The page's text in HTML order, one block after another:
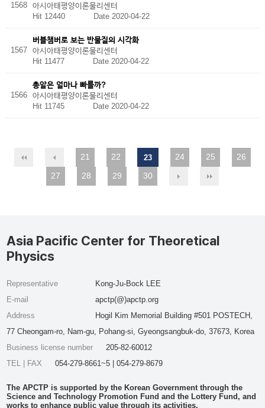
1568 아시아태평양이론물리센터
Hit 12440 Date 2020-04-22
1567
버블챔버로 보는 반물질의 시각화
아시아태평양이론물리센터
Hit 11477 Date 2020-04-22
1566
총알은 얼마나 빠를까?
아시아태평양이론물리센터
Hit 11745 Date 2020-04-22
21 22 23 24 25
26
27
28 29 30
Asia Pacific Center for Theoretical
Physics
Representative
Kong-Ju-Bock LEE
E-mail
apctp(@)apctp.org
Address
Hogil Kim Memorial Building #501 POSTECH,
77 Cheongam-ro, Nam-gu, Pohang-si, Gyeongsangbuk-do, 37673, Korea
Business license number
205-82-60012
TEL | FAX
054-279-8661~5 | 054-279-8679
The APCTP is supported by the Korean Government through the
Science and Technology Promotion Fund and the Lottery Fund, and
works to enhance public value through its activities.